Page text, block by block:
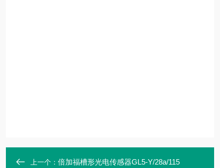
上一个： 倍加福槽形光电传感器GL5-Y/28a/115